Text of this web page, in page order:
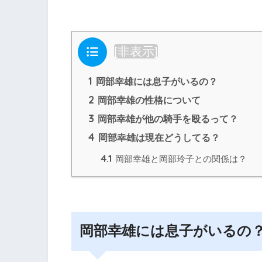
目次 [非表示]
1 岡部幸雄には息子がいるの？
2 岡部幸雄の性格について
3 岡部幸雄が他の騎手を殴るって？
4 岡部幸雄は現在どうしてる？
4.1 岡部幸雄と岡部玲子との関係は？
岡部幸雄には息子がいるの